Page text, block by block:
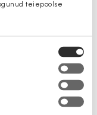
teiepoolse